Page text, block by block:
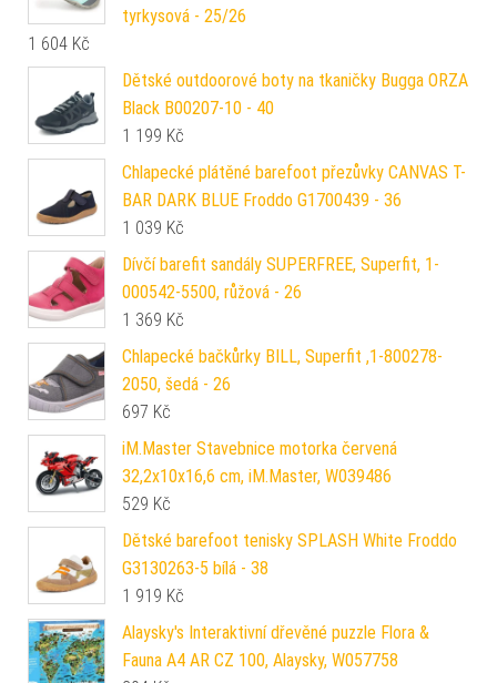
tyrkysová - 25/26
1 604 Kč
Dětské outdoorové boty na tkaničky Bugga ORZA
Black B00207-10 - 40
1 199 Kč
Chlapecké plátěné barefoot přezůvky CANVAS T-
BAR DARK BLUE Froddo G1700439 - 36
1 039 Kč
Dívčí barefit sandály SUPERFREE, Superfit, 1-
000542-5500, růžová - 26
1 369 Kč
Chlapecké bačkůrky BILL, Superfit ,1-800278-
2050, šedá - 26
697 Kč
iM.Master Stavebnice motorka červená
32,2x10x16,6 cm, iM.Master, W039486
529 Kč
Dětské barefoot tenisky SPLASH White Froddo
G3130263-5 bílá - 38
1 919 Kč
Alaysky's Interaktivní dřevěné puzzle Flora &
Fauna A4 AR CZ 100, Alaysky, W057758